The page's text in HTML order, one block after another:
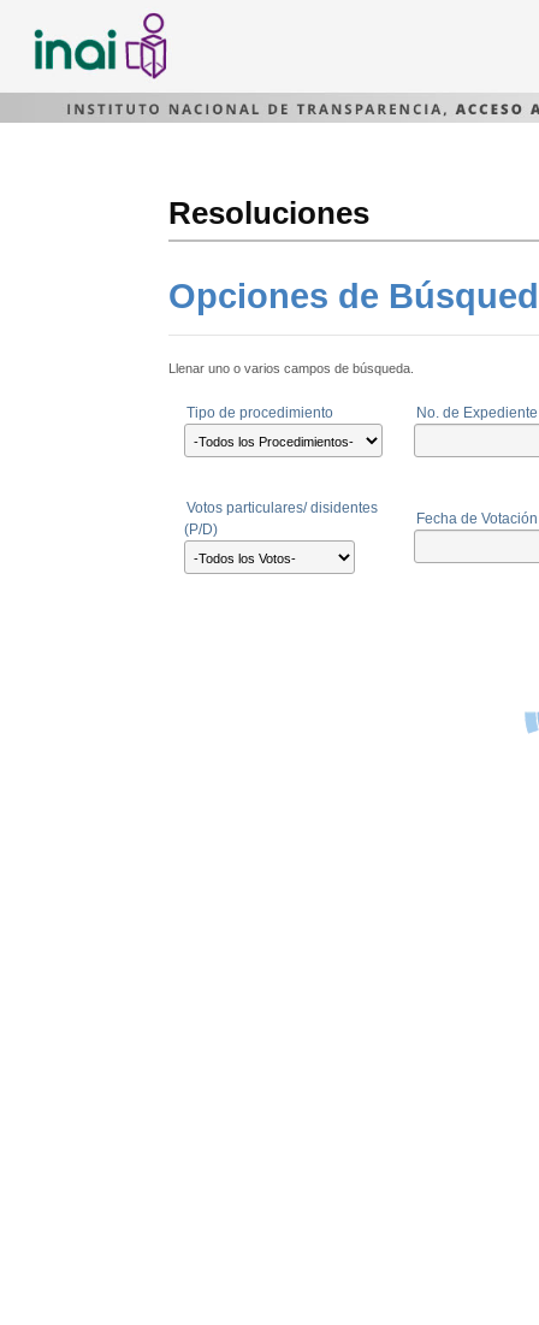
Resoluciones
Opciones de
Llenar uno o varios campos de búsqueda.
Tipo de procedimiento No. de Expediente
Votos particulares/ disidentes
(P/D)
Fecha de Votación